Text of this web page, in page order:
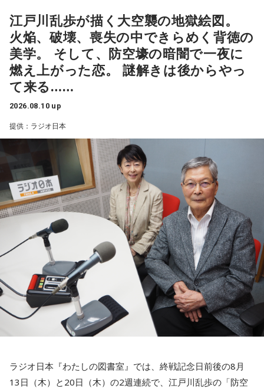
東海道新幹線の車内で聴くことができるTALKコンテンツ。
JR東海×FM802「DESIGN YOUR FANTASTIC FUTURE」
FUN!FUN!FLOWER with FANTASTICS
す！
新幹線移動中の耳のお供に♪
詳細はこちらから
間30分の生放送で彼らの本当の姿が明らかになるのか、注目
だ。
番組では、コーナーへのメールを募集予定。メールの宛先は
gk@allnightnippon.com。詳しくはオールナイトニッポン公
式Xにて。
『ガクヅケのオールナイトニッポン0(ZERO)』は、8月17日
（月）27時からニッポン放送を含む全国ネットで生放送。ラ
ジオ・radikoを使って聴けるほか、radikoのエリアフリー機
能を使えば全国どこからでも聴くことができる。
■ガクヅケ コメント
【船引】
『三四郎のオールナイトニッポン0 年越し初笑いSP』の優勝
特番の話が半年以上なかったのでもう忘れられてるのかと思
ってましたが、「満を持して」たんですね。僕も借りていた
物を長いこと返し忘れていたときとかに「満を持して…」って
ます！
江戸川乱歩が描く大空襲の地獄絵図。
火焔、破壊、喪失の中できらめく背徳の
美学。 そして、防空壕の暗闇で一夜に
燃え上がった恋。 謎解きは後からやっ
て来る……
2026.08.10 up
提供：ラジオ日本
ラジオ日本『わたしの図書室』では、終戦記念日前後の8月
13日（木）と20日（木）の2週連続で、江戸川乱歩の「防空